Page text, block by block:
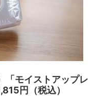
モイストアップレ
円（税込）